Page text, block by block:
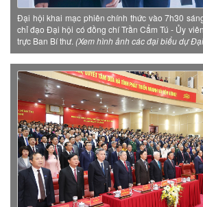
Đại hội khai mạc phiên chính thức vào 7h30
chỉ đạo Đại hội có đồng chí Trần Cẩm Tú - Ủy
trực Ban Bí thư.(Xem hình ảnh các đại biểu dự